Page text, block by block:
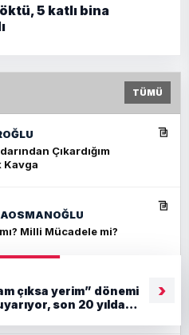
5 katlı bina
TÜMÜ
Çıkardığım
Kavga
Milli Mücadele mi?
niçin başladı- 2
çıksa yerim” dönemi
son 20 yılda
›